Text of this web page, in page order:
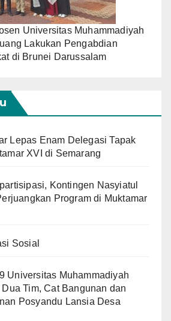
Universitas Muhammadiyah
Lakukan Pengabdian
di Brunei Darussalam
Lepas Enam Delegasi Tapak
XVI di Semarang
Kontingen Nasyiatul
Program di Muktamar
Sosial
Universitas Muhammadiyah
Tim, Cat Bangunan dan
Posyandu Lansia Desa